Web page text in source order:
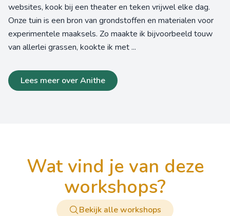
websites, kook bij een theater en teken vrijwel elke dag.
Onze tuin is een bron van grondstoffen en materialen voor
experimentele maaksels. Zo maakte ik bijvoorbeeld touw
van allerlei grassen, kookte ik met ...
Lees meer over Anithe
wat vind je van deze
workshops?
Bekijk alle workshops